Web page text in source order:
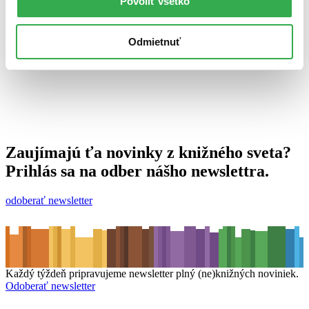
Odmietnuť
Zaujímajú ťa novinky z knižného sveta?
Prihlás sa na odber nášho newslettra.
odoberať newsletter
Každý týždeň pripravujeme newsletter plný (ne)knižných noviniek.
Odoberať newsletter